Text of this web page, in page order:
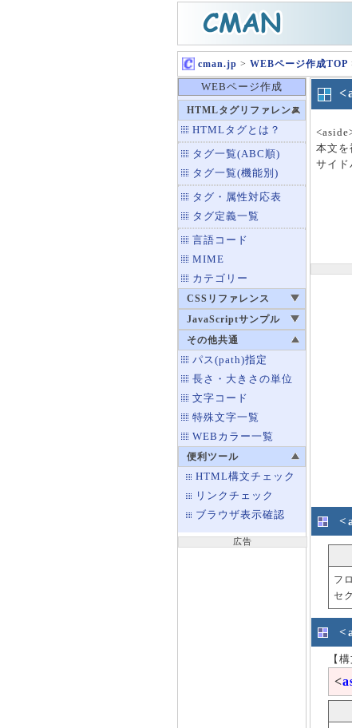
cman.jp > WEBページ作成TOP
WEBページ作成
HTMLタグリファレンス
HTMLタグとは？
タグ一覧(ABC順)
タグ一覧(機能別)
タグ・属性対応表
タグ定義一覧
言語コード
MIME
カテゴリー
CSSリファレンス
JavaScriptサンプル
その他共通
パス(path)指定
長さ・大きさの単位
文字コード
特殊文字一覧
WEBカラー一覧
便利ツール
HTML構文チェック
リンクチェック
ブラウザ表示確認
広告
本文を
サイド
フ
セ
【
<